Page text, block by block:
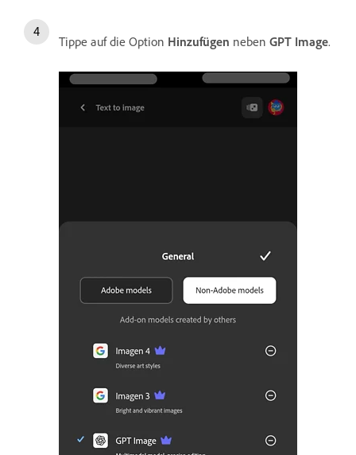
Tippe auf die Option Hinzufügen neben GPT Image.